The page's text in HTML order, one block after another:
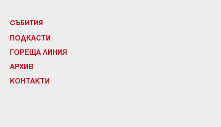
СЪБИТИЯ
ПОДКАСТИ
ГОРЕЩА ЛИНИЯ
АРХИВ
КОНТАКТИ